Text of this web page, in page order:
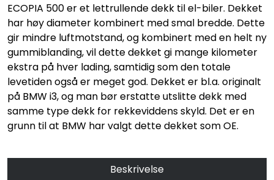
ECOPIA 500 er et lettrullende dekk til el-biler. Dekket
har høy diameter kombinert med smal bredde. Dette
gir mindre luftmotstand, og kombinert med en helt ny
gummiblanding, vil dette dekket gi mange kilometer
ekstra på hver lading, samtidig som den totale
levetiden også er meget god. Dekket er bl.a. originalt
på BMW i3, og man bør erstatte utslitte dekk med
samme type dekk for rekkeviddens skyld. Det er en
grunn til at BMW har valgt dette dekket som OE.
Beskrivelse